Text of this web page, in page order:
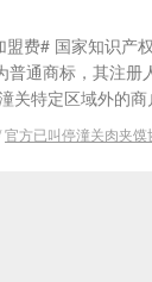
费# 国家知识产
通商标，其注册
关特定区域外的商
官方已叫停潼关肉夹馍